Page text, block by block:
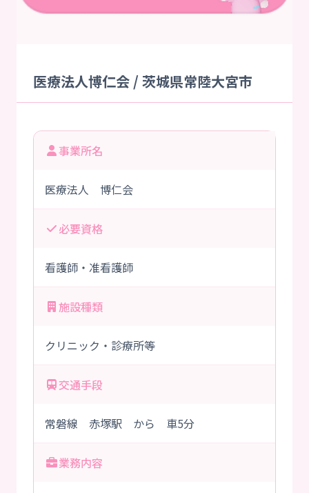
医療法人博仁会 / 茨城県常陸大宮市
事業所名
医療法人 博仁会
必要資格
看護師・准看護師
施設種類
クリニック・診療所等
交通手段
常磐線 赤塚駅 から 車5分
業務内容